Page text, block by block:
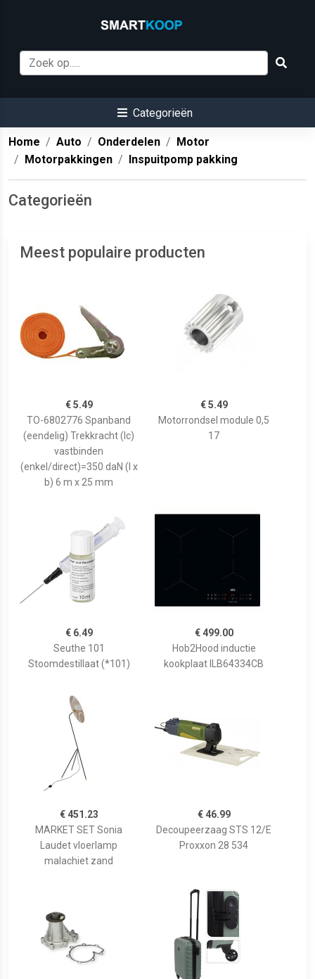
Categorieën
Home Auto Onderdelen
Motor
Motorpakkingen
Inspuitpomp pakking
Categorieën
Meest populaire producten
€ 5.49
TO-6802776 Spanband
(eendelig) Trekkracht (lc)
vastbinden
(enkel/direct)=350 daN (l x
b) 6 m x 25 mm
€ 5.49
Motorrondsel module 0,5
17
€ 6.49
Seuthe 101
Stoomdestillaat (*101)
€ 499.00
Hob2Hood inductie
kookplaat ILB64334CB
€ 451.23
MARKET SET Sonia
Laudet vloerlamp
malachiet zand
€ 46.99
Decoupeerzaag STS 12/E
Proxxon 28 534